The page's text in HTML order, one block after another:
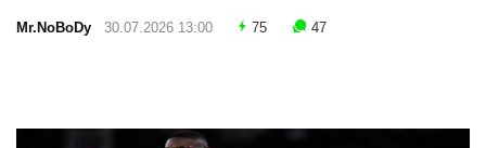
Mr.NoBoDy 30.07.2026 13:00 75 47